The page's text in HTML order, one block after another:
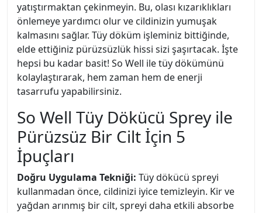
yatıştırmaktan çekinmeyin. Bu, olası kızarıklıkları
önlemeye yardımcı olur ve cildinizin yumuşak
kalmasını sağlar. Tüy döküm işleminiz bittiğinde,
elde ettiğiniz pürüzsüzlük hissi sizi şaşırtacak. İşte
hepsi bu kadar basit! So Well ile tüy dökümünü
kolaylaştırarak, hem zaman hem de enerji
tasarrufu yapabilirsiniz.
So Well Tüy Dökücü Sprey ile
Pürüzsüz Bir Cilt İçin 5
İpuçları
Doğru Uygulama Tekniği: Tüy dökücü spreyi
kullanmadan önce, cildinizi iyice temizleyin. Kir ve
yağdan arınmış bir cilt, spreyi daha etkili absorbe